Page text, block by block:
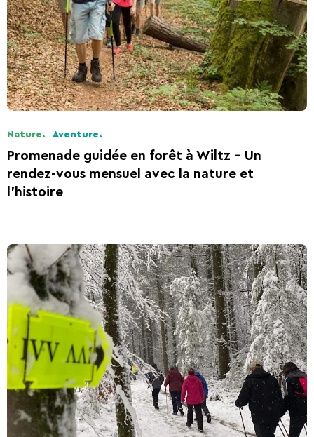
Ardennes
Nature. Aventure.
Promenade guidée en forêt à Wiltz – Un
rendez-vous mensuel avec la nature et
l’histoire